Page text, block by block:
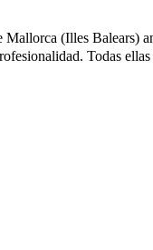
Mallorca (Illes Balears)
Todas